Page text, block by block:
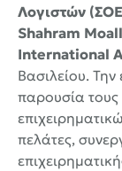
Λογιστών
Shahram
International
Βασιλείου.
παρουσία τους
πελάτες,